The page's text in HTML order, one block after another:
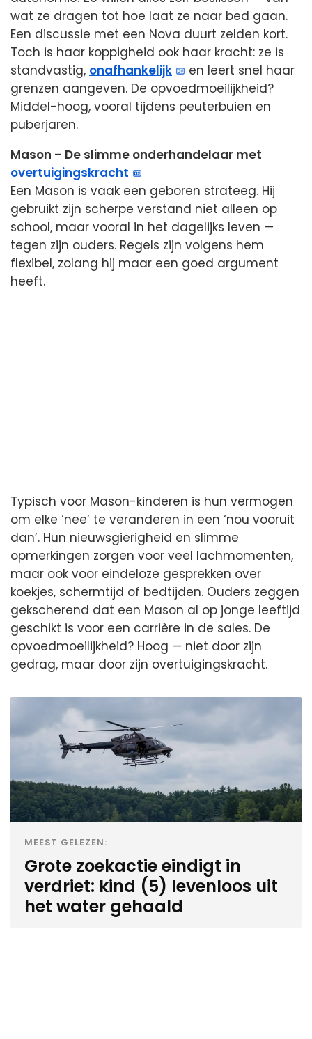
wat ze dragen tot hoe laat ze naar bed gaan.
Een discussie met een Nova duurt zelden kort.
Toch is haar koppigheid ook haar kracht: ze is
standvastig, onafhankelijk
en leert snel haar
grenzen aangeven. De opvoedmoeilijkheid?
Middel-hoog, vooral tijdens peuterbuien en
puberjaren.
Mason – De slimme onderhandelaar met
overtuigingskracht
Een Mason is vaak een geboren strateeg. Hij
gebruikt zijn scherpe verstand niet alleen op
school, maar vooral in het dagelijks leven —
tegen zijn ouders. Regels zijn volgens hem
flexibel, zolang hij maar een goed argument
heeft.
Typisch voor Mason-kinderen is hun vermogen
om elke ‘nee’ te veranderen in een ‘nou vooruit
dan’. Hun nieuwsgierigheid en slimme
opmerkingen zorgen voor veel lachmomenten,
maar ook voor eindeloze gesprekken over
koekjes, schermtijd of bedtijden. Ouders zeggen
gekscherend dat een Mason al op jonge leeftijd
geschikt is voor een carrière in de sales. De
opvoedmoeilijkheid? Hoog — niet door zijn
gedrag, maar door zijn overtuigingskracht.
MEEST GELEZEN:
Grote zoekactie eindigt in
verdriet: kind (5) levenloos uit
het water gehaald